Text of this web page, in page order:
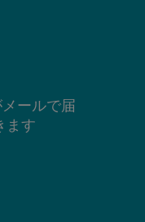
ールで届
ます